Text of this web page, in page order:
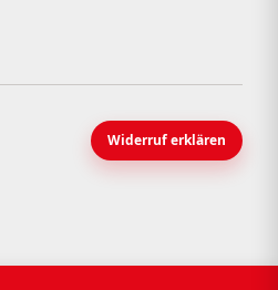
Widerruf erklären